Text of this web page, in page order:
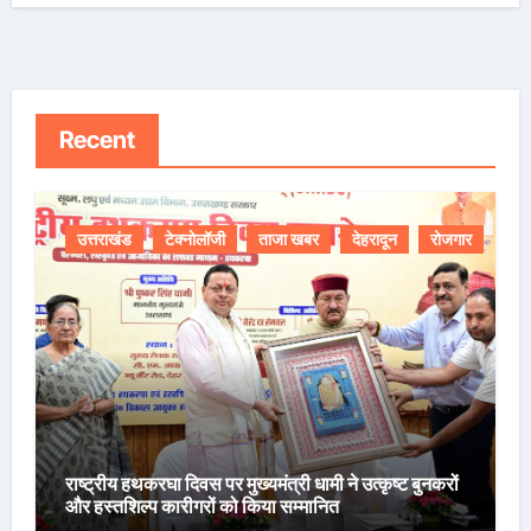
Recent
उत्तराखंड टेक्नोलॉजी ताजा खबर देहरादून रोजगार
राष्ट्रीय हथकरघा दिवस पर मुख्यमंत्री धामी ने उत्कृष्ट बुनकरों
और हस्तशिल्प कारीगरों को किया सम्मानित